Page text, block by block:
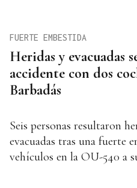
Heridas y evacuadas
accidente con dos
Barbadás
FUERTE EMBESTIDA
Seis personas resultaron
evacuadas tras una fuerte
vehículos en la OU-540 a